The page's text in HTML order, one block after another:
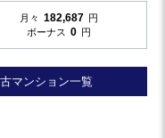
月々 182,687 円
ボーナス 0 円
マンション一覧